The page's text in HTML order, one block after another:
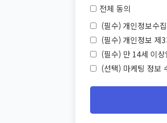
전체 동의
(필수) 개인정보수
(필수) 개인정보 제
(필수) 만 14세 이
(선택) 마케팅 정보